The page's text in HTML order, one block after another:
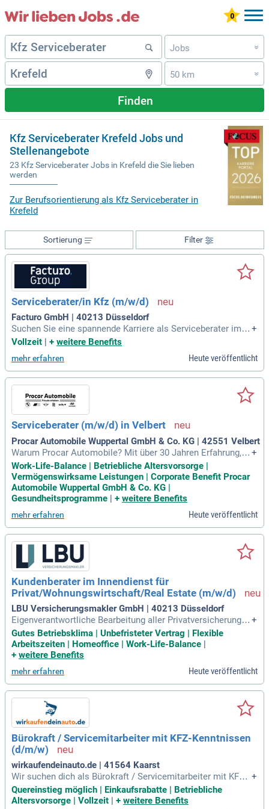
Jobs »
50 km »
Finden
Kfz Serviceberater Krefeld Jobs und
Stellenangebote
23 Kfz Serviceberater Jobs in Krefeld die Sie lieben
werden
Zur Berufsorientierung als Kfz Serviceberater in
Krefeld
Filter
Sortierung
Serviceberater/in Kfz (m/w/d)
Facturo GmbH | 40213 Düsseldorf
Suchen Sie eine spannende Karriere als Serviceberater im K
fz-Bereich (m/w/d)? Werden Sie Teil eines innovativen Unter
öchte. In dieser verantwortungsvollen Position koordinieren
Sie die Auftragsabwicklung und planen alle Termine struktur
iert. Ihr technisches Know-how ermöglicht es Ihnen, Kunden
kompetent zu beraten und maßgeschneiderte Kostenvorans
chläge zu erstellen. Zudem geben Sie fundierte Reparaturem
pfehlungen, die die Kundenzufriedenheit erhöhen. Gestalten
Sie mit uns einen reibungslosen Serviceablauf und profitiere
n Sie von langfristigen Perspektiven in einem dynamischen
Team!
+
Vollzeit
+ weitere Benefits
mehr erfahren Heute veröffentlicht
Serviceberater (m/w/d) in Velbert
Procar Automobile Wuppertal GmbH & Co. KG | 42551 Velbert
Warum Procar Automobile? Mit über 30 Jahren Erfahrung, 2
4 Standorten in NRW, fast 1500 Mitarbeitenden und etwa 30
0 Auszubildenden zählt die Procar Automobile Gruppe zu de
n führenden Automobilhändlergruppen in Deutschland.
+
Work-Life-Balance | Betriebliche Altersvorsorge |
Vermögenswirksame Leistungen | Corporate Benefit Procar
Automobile Wuppertal GmbH & Co. KG |
Gesundheitsprogramme | + weitere Benefits
mehr erfahren Heute veröffentlicht
Kundenberater im Innendienst für
Privat/Wohnungswirtschaft/Real Estate (m/w/d)
LBU Versicherungsmakler GmbH | 40213 Düsseldorf
Eigenverantwortliche Bearbeitung aller Privatversicherungen
– spartenübergreifend und abwechslungsreich (außer KV/LV
und Kfz); Fester Kund:innenkreis in deiner Verantwortung –
du bist direkte:r Ansprechpartner:in und erstellst Angebote
+
Gutes Betriebsklima | Unbefristeter Vertrag | Flexible
Arbeitszeiten | Homeoffice | Work-Life-Balance |
+ weitere Benefits
mehr erfahren Heute veröffentlicht
Bürokraft / Servicemitarbeiter mit KFZ-Kenntnissen
(d/m/w)
wirkaufendeinauto.de | 41564 Kaarst
Wir suchen dich als Bürokraft / Servicemitarbeiter mit KFZ-
Kenntnissen (d/m/w)! Werde Teil unseres Branch Network T
eams bei WKDA, einem führenden Anbieter in der digitalen
+
Quereinstieg möglich | Einkaufsrabatte | Betriebliche
Altersvorsorge | Vollzeit
+ weitere Benefits